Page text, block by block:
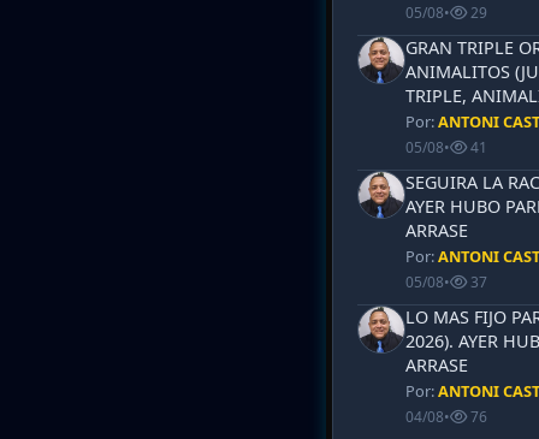
05/08• 29
GRAN TRIPLE
ANIMALITOS
TRIPLE,
Por:ANTONI
05/08• 41
SEGUIRA LA
AYER HUBO
ARRASE
Por:ANTONI
05/08• 37
LO MAS FIJO
2026). AYER
ARRASE
Por:ANTONI
04/08• 76